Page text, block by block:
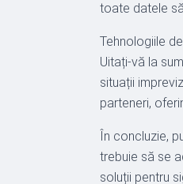
toate datele
Tehnologiile
Uitați-vă la
situații
parteneri,
În concluzie,
trebuie să se
soluții pentru